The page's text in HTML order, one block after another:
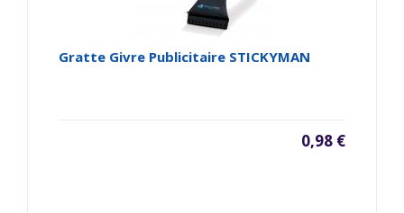
Gratte Givre Publicitaire STICKYMAN
0,98 €